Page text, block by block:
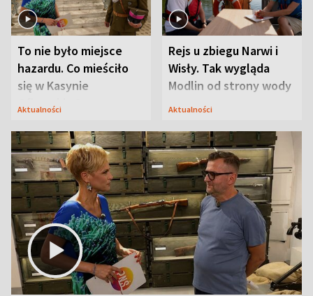
To nie było miejsce
hazardu. Co mieściło
się w Kasynie
Oficerskim?
Aktualności
Rejs u zbiegu Narwi i
Wisły. Tak wygląda
Modlin od strony wody
Aktualności